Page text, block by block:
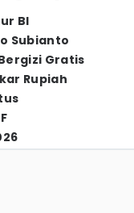
BI
Subianto
Gratis
Rupiah